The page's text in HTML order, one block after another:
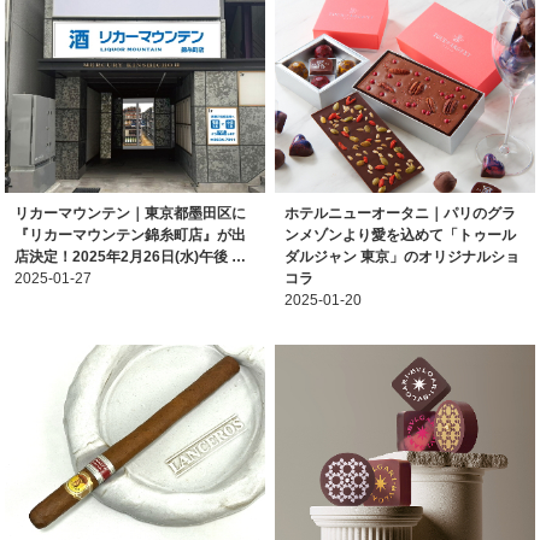
リカーマウンテン｜東京都墨田区に
『リカーマウンテン錦糸町店』が出
店決定！2025年2月26日(水)午後 …
2025-01-27
ホテルニューオータニ｜パリのグラ
ンメゾンより愛を込めて「トゥール
ダルジャン 東京」のオリジナルショ
コラ
2025-01-20